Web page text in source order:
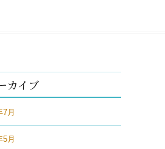
カイブ
7月
5月